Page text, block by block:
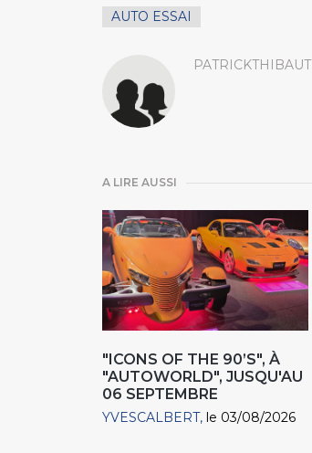
AUTO ESSAI
PATRICKTHIBAUT
A LIRE AUSSI
"ICONS OF THE 90’S", À
"AUTOWORLD", JUSQU'AU
06 SEPTEMBRE
YVESCALBERT le 03/08/2026